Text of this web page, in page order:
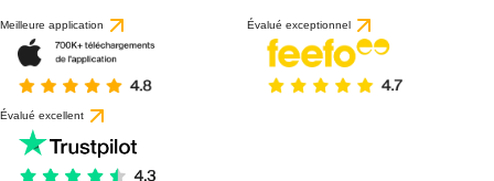
Meilleure application Évalué exceptionnel
Évalué excellent